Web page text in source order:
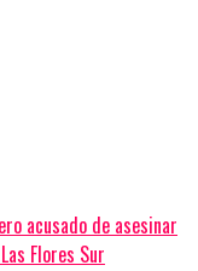
acusado de asesinar
Flores Sur